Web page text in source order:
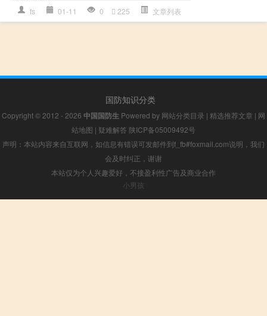
fs 01-11 0 225 文章列表
国防知识分类
Copyright © 2012 - 2026 中国国防生 Powered by 网站分类目录 | 精选推荐文章 | 网
站地图 | 疑难解答 陕ICP备05009492号
声明：本站内容来自互联网，如信息有错误可发邮件到f_fb#foxmail.com说明，我们
会及时纠正，谢谢
本站仅为个人兴趣爱好，不接盈利性广告及商业合作
小男孩